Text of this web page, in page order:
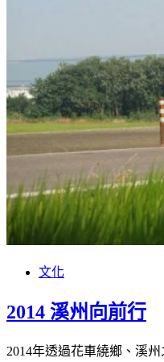
文化
2014 溪州向前行
2014年透過花車繞鄉、溪